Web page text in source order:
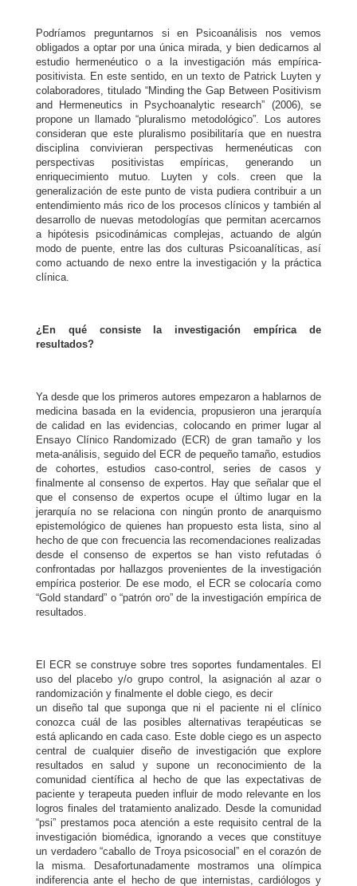
Podríamos preguntarnos si en Psicoanálisis nos vemos
obligados a optar por una única mirada, y bien dedicarnos al
estudio hermenéutico o a la investigación más empírica-
positivista. En este sentido, en un texto de Patrick Luyten y
colaboradores, titulado “Minding the Gap Between Positivism
and Hermeneutics in Psychoanalytic research” (2006), se
propone un llamado “pluralismo metodológico”. Los autores
consideran que este pluralismo posibilitaría que en nuestra
disciplina convivieran perspectivas hermenéuticas con
perspectivas positivistas empíricas, generando un
enriquecimiento mutuo. Luyten y cols. creen que la
generalización de este punto de vista pudiera contribuir a un
entendimiento más rico de los procesos clínicos y también al
desarrollo de nuevas metodologías que permitan acercarnos
a hipótesis psicodinámicas complejas, actuando de algún
modo de puente, entre las dos culturas Psicoanalíticas, así
como actuando de nexo entre la investigación y la práctica
clínica.
¿En qué consiste la investigación empírica de
resultados?
Ya desde que los primeros autores empezaron a hablarnos de
medicina basada en la evidencia, propusieron una jerarquía
de calidad en las evidencias, colocando en primer lugar al
Ensayo Clínico Randomizado (ECR) de gran tamaño y los
meta-análisis, seguido del ECR de pequeño tamaño, estudios
de cohortes, estudios caso-control, series de casos y
finalmente al consenso de expertos. Hay que señalar que el
que el consenso de expertos ocupe el último lugar en la
jerarquía no se relaciona con ningún pronto de anarquismo
epistemológico de quienes han propuesto esta lista, sino al
hecho de que con frecuencia las recomendaciones realizadas
desde el consenso de expertos se han visto refutadas ó
confrontadas por hallazgos provenientes de la investigación
empírica posterior. De ese modo, el ECR se colocaría como
“Gold standard” o “patrón oro” de la investigación empírica de
resultados.
El ECR se construye sobre tres soportes fundamentales. El
uso del placebo y/o grupo control, la asignación al azar o
randomización y finalmente el doble ciego, es decir
un diseño tal que suponga que ni el paciente ni el clínico
conozca cuál de las posibles alternativas terapéuticas se
está aplicando en cada caso. Este doble ciego es un aspecto
central de cualquier diseño de investigación que explore
resultados en salud y supone un reconocimiento de la
comunidad científica al hecho de que las expectativas de
paciente y terapeuta pueden influir de modo relevante en los
logros finales del tratamiento analizado. Desde la comunidad
“psi” prestamos poca atención a este requisito central de la
investigación biomédica, ignorando a veces que constituye
un verdadero “caballo de Troya psicosocial” en el corazón de
la misma. Desafortunadamente mostramos una olímpica
indiferencia ante el hecho de que internistas, cardiólogos y